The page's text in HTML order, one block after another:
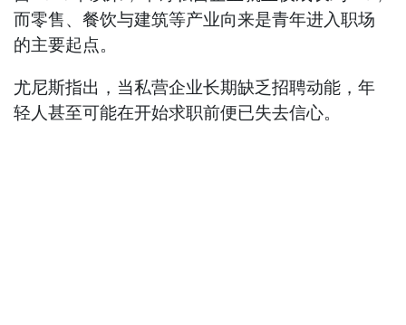
而零售、餐饮与建筑等产业向来是青年进入职场
的主要起点。
尤尼斯指出，当私营企业长期缺乏招聘动能，年
轻人甚至可能在开始求职前便已失去信心。